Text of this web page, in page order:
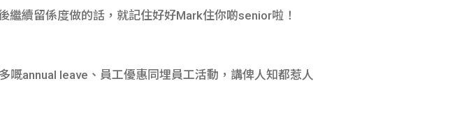
續留係度做的話，就記住好好Mark住你啲senior啦！
annual leave、員工優惠同埋員工活動，講俾人知都惹人